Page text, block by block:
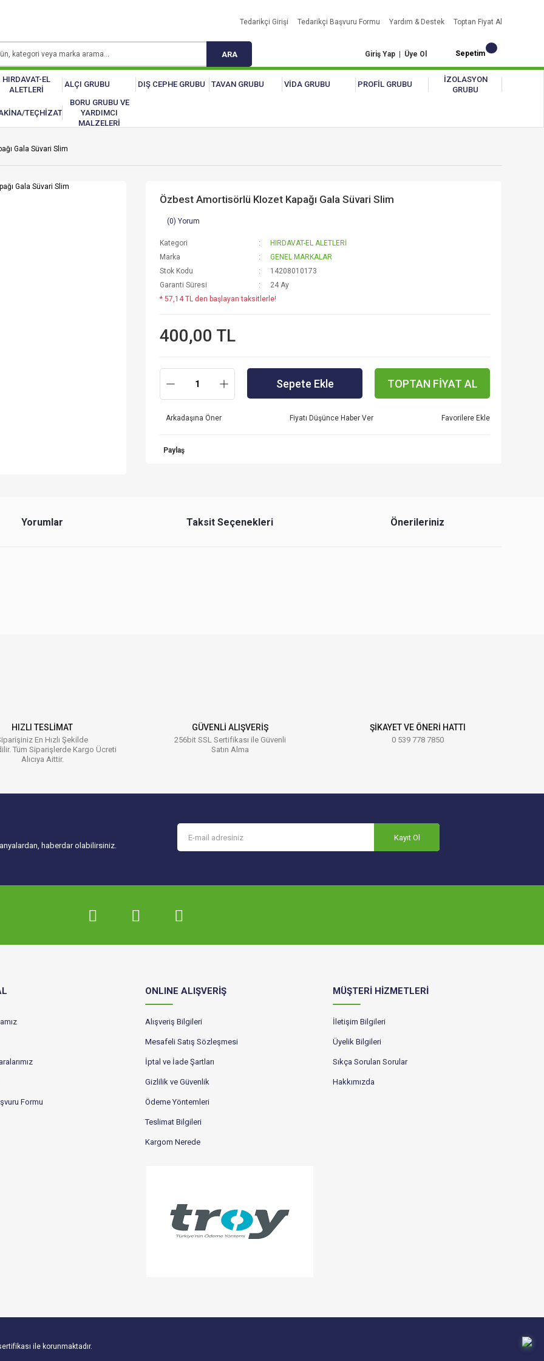
Tedarikçi Girişi Tedarikçi Başvuru Formu Yardım & Destek Toptan Fiyat Al
ARA Giriş Yap | Üye Ol Sepetim
HIRDAVAT-EL
ALETLERİ
ALÇI GRUBU DIŞ CEPHE GRUBU TAVAN GRUBU VİDA GRUBU PROFİL GRUBU
İZOLASYON
GRUBU
TEÇHİZAT
BORU GRUBU VE
YARDIMCI
MALZELERİ
Gala Süvari Slim
Özbest Amortisörlü Klozet Kapağı Gala Süvari Slim
(0) Yorum
Kategori
HIRDAVAT-EL ALETLERİ
Marka
GENEL MARKALAR
Stok Kodu
14208010173
Garanti Süresi
24 Ay
* 57,14 TL den başlayan taksitlerle!
400,00 TL
Sepete Ekle TOPTAN FİYAT AL
Arkadaşına Öner Fiyatı Düşünce Haber Ver
Paylaş
Yorumlar Taksit Seçenekleri Önerileriniz
HIZLI TESLİMAT
En Hızlı Şekilde
Tüm Siparişlerde Kargo Ücreti
Alıcıya Aittir.
GÜVENLİ ALIŞVERİŞ
256bit SSL Sertifikası ile Güvenli
Satın Alma
ŞİKAYET VE ÖNERİ HATTI
0 539 778 7850
haberdar olabilirsiniz.
Kayıt Ol
Formu
ONLINE ALIŞVERİŞ
Alışveriş Bilgileri
Mesafeli Satış Sözleşmesi
İptal ve İade Şartları
Gizlilik ve Güvenlik
Ödeme Yöntemleri
Teslimat Bilgileri
Kargom Nerede
MÜŞTERİ HİZMETLERİ
İletişim Bilgileri
Üyelik Bilgileri
Sıkça Sorulan Sorular
Hakkımızda
ile korunmaktadır.